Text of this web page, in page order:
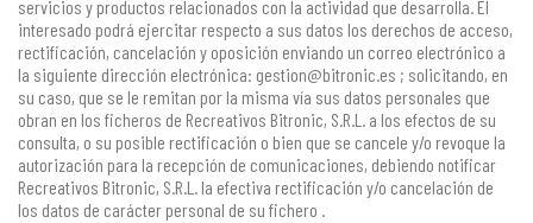
servicios y productos relacionados con la actividad que desarrolla. El
interesado podrá ejercitar respecto a sus datos los derechos de acceso,
rectificación, cancelación y oposición enviando un correo electrónico a
la siguiente dirección electrónica: gestion@bitronic.es ; solicitando, en
su caso, que se le remitan por la misma vía sus datos personales que
obran en los ficheros de Recreativos Bitronic, S.R.L. a los efectos de su
consulta, o su posible rectificación o bien que se cancele y/o revoque la
autorización para la recepción de comunicaciones, debiendo notificar
Recreativos Bitronic, S.R.L. la efectiva rectificación y/o cancelación de
los datos de carácter personal de su fichero .